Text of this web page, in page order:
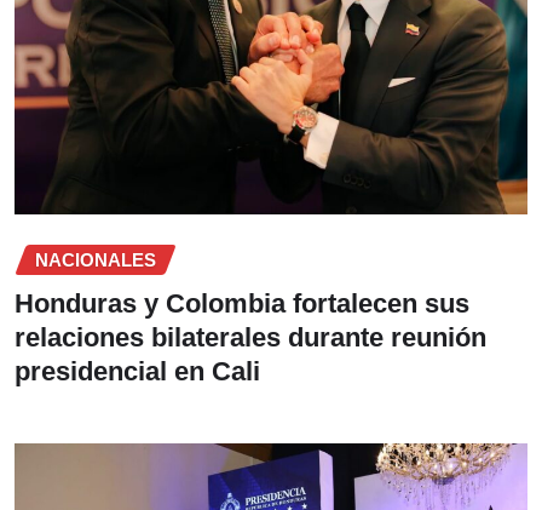
NACIONALES
Honduras y Colombia fortalecen sus
relaciones bilaterales durante reunión
presidencial en Cali